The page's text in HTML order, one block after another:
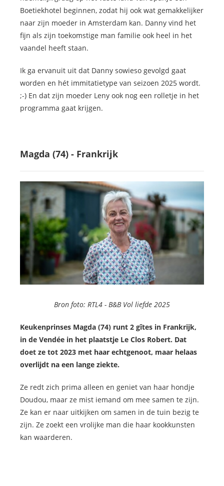
Boetiekhotel beginnen, zodat hij ook wat gemakkelijker
naar zijn moeder in Amsterdam kan. Danny vind het
fijn als zijn toekomstige man familie ook heel in het
vaandel heeft staan.
Ik ga ervanuit uit dat Danny sowieso gevolgd gaat
worden en hét immitatietype van seizoen 2025 wordt.
;-) En dat zijn moeder Leny ook nog een rolletje in het
programma gaat krijgen.
Magda (74) - Frankrijk
Bron foto: RTL4 - B&B Vol liefde 2025
Keukenprinses Magda (74) runt 2 gîtes in Frankrijk,
in de Vendée in het plaatstje Le Clos Robert. Dat
doet ze tot 2023 met haar echtgenoot, maar helaas
overlijdt na een lange ziekte.
Ze redt zich prima alleen en geniet van haar hondje
Doudou, maar ze mist iemand om mee samen te zijn.
Ze kan er naar uitkijken om samen in de tuin bezig te
zijn. Ze zoekt een vrolijke man die haar kookkunsten
kan waarderen.